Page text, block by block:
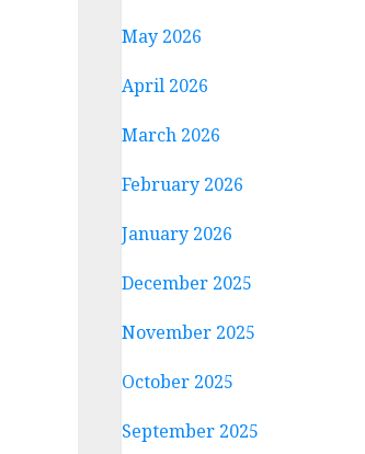
May 2026
April 2026
March 2026
February 2026
January 2026
December 2025
November 2025
October 2025
September 2025